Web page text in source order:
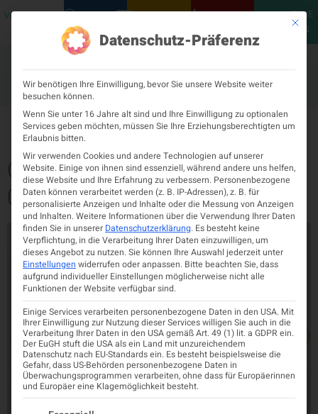
VERANSTALTUNGENPODCASTS NEUROLOGISCH KONTAKT
MEINE
ÖGN
Tag:21. Mai 2024
ÖGN Podcast Brain Health
03/2024
Mit
Datenschutz-Präferenz
Wir benötigen Ihre Einwilligung, bevor Sie unsere Website weiter
besuchen können.
Wenn Sie unter 16 Jahre alt sind und Ihre Einwilligung zu optionalen
Services geben möchten, müssen Sie Ihre Erziehungsberechtigten um
Erlaubnis bitten.
Wir verwenden Cookies und andere Technologien auf unserer
Website. Einige von ihnen sind essenziell, während andere uns helfen,
diese Website und Ihre Erfahrung zu verbessern. Personenbezogene
Daten können verarbeitet werden (z. B. IP-Adressen), z. B. für
personalisierte Anzeigen und Inhalte oder die Messung von Anzeigen
und Inhalten.Weitere Informationen über die Verwendung Ihrer Daten
finden Sie in unserer Datenschutzerklärung. Es besteht keine
Verpflichtung, in die Verarbeitung Ihrer Daten einzuwilligen, um
dieses Angebot zu nutzen.Sie können Ihre Auswahl jederzeit unter
Einstellungen widerrufen oder anpassen. Bitte beachten Sie, dass
aufgrund individueller Einstellungen möglicherweise nicht alle
Funktionen der Website verfügbar sind.
Einige Services verarbeiten personenbezogene Daten in den USA. Mit
Ihrer Einwilligung zur Nutzung dieser Services willigen Sie auch in die
Verarbeitung Ihrer Daten in den USA gemäß Art. 49 (1) lit. a GDPR ein.
Der EuGH stuft die USA als ein Land mit unzureichendem
Datenschutz nach EU-Standards ein. Es besteht beispielsweise die
Gefahr, dass US-Behörden personenbezogene Daten in
Überwachungsprogrammen verarbeiten, ohne dass für Europäerinnen
und Europäer eine Klagemöglichkeit besteht.